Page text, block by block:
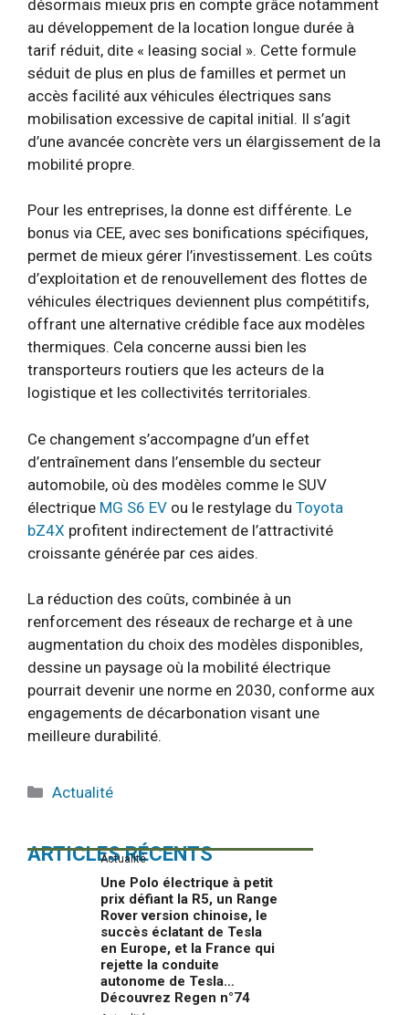
désormais mieux pris en compte grâce notamment
au développement de la location longue durée à
tarif réduit, dite « leasing social ». Cette formule
séduit de plus en plus de familles et permet un
accès facilité aux véhicules électriques sans
mobilisation excessive de capital initial. Il s’agit
d’une avancée concrète vers un élargissement de la
mobilité propre.
Pour les entreprises, la donne est différente. Le
bonus via CEE, avec ses bonifications spécifiques,
permet de mieux gérer l’investissement. Les coûts
d’exploitation et de renouvellement des flottes de
véhicules électriques deviennent plus compétitifs,
offrant une alternative crédible face aux modèles
thermiques. Cela concerne aussi bien les
transporteurs routiers que les acteurs de la
logistique et les collectivités territoriales.
Ce changement s’accompagne d’un effet
d’entraînement dans l’ensemble du secteur
automobile, où des modèles comme le SUV
électrique MG S6 EV ou le restylage du Toyota
bZ4X profitent indirectement de l’attractivité
croissante générée par ces aides.
La réduction des coûts, combinée à un
renforcement des réseaux de recharge et à une
augmentation du choix des modèles disponibles,
dessine un paysage où la mobilité électrique
pourrait devenir une norme en 2030, conforme aux
engagements de décarbonation visant une
meilleure durabilité.
Catégories
Actualité
ARTICLES RÉCENTS
Actualité
Une Polo électrique à petit
prix défiant la R5, un Range
Rover version chinoise, le
succès éclatant de Tesla
en Europe, et la France qui
rejette la conduite
autonome de Tesla…
Découvrez Regen n°74